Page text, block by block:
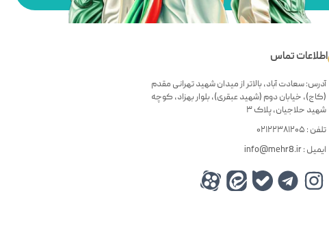
اطلاعات تماس
آدرس: سعادت آباد، بالاتر از میدان شهید تهرانی مقدم
(کاج)، خیابان دوم (شهید عبقری)، بلوار بهزاد، کوچه
شهید حلاجیان، پلاک ۳
تلفن : ۰۲۱۲۲۳۸۱۲۰۵
ایمیل : info@mehr8.ir